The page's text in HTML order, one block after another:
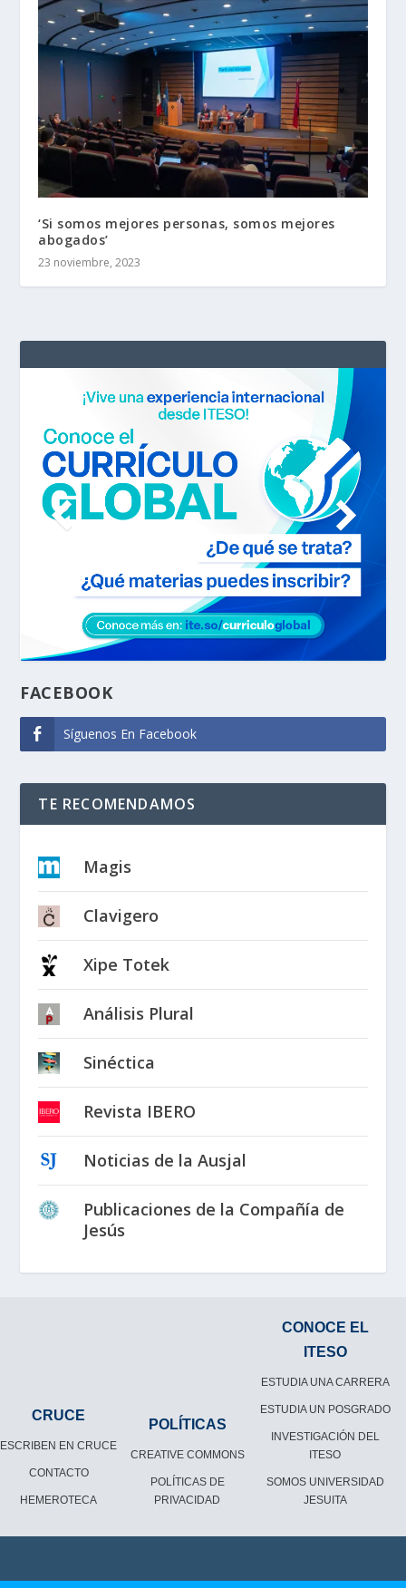
‘Si somos mejores personas, somos mejores
abogados’
23 noviembre, 2023
FACEBOOK
Síguenos En Facebook
TE RECOMENDAMOS
Magis
Clavigero
Xipe Totek
Análisis Plural
Sinéctica
Revista IBERO
Noticias de la Ausjal
Publicaciones de la Compañía de
Jesús
CRUCE
ESCRIBEN EN CRUCE
CONTACTO
HEMEROTECA
POLÍTICAS
CREATIVE COMMONS
POLÍTICAS DE
PRIVACIDAD
CONOCE EL
ITESO
ESTUDIA UNA CARRERA
ESTUDIA UN POSGRADO
INVESTIGACIÓN DEL
ITESO
SOMOS UNIVERSIDAD
JESUITA